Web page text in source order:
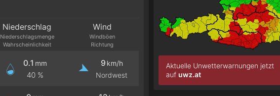
Niederschlag
Niederschlagsmenge
Wahrscheinlichkeit
Wind
Windböen
Richtung
0.1 mm
40 %
9 km/h
Nordwest
Aktuelle Unwetterwarnungen jetzt
auf uwz.at